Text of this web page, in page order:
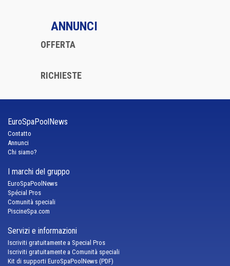
ANNUNCI
OFFERTA
RICHIESTE
EuroSpaPoolNews
Contatto
Annunci
Chi siamo?
I marchi del gruppo
EuroSpaPoolNews
Spécial Pros
Comunità speciali
PiscineSpa.com
Servizi e informazioni
Iscriviti gratuitamente a Special Pros
Iscriviti gratuitamente a Comunità speciali
Kit di supporti EuroSpaPoolNews (PDF)